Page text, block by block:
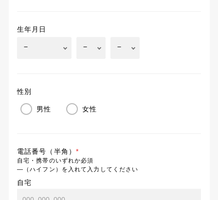
生年月日
性別
男性 女性
電話番号（半角） *
自宅・携帯のいずれか必須
―（ハイフン）を入れて入力してください
自宅